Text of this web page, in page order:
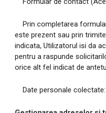
Prin completarea
este prezent sau prin
indicata, Utilizatorul isi da
pentru a raspunde
orice alt fel indicat de
Date personale colectate: